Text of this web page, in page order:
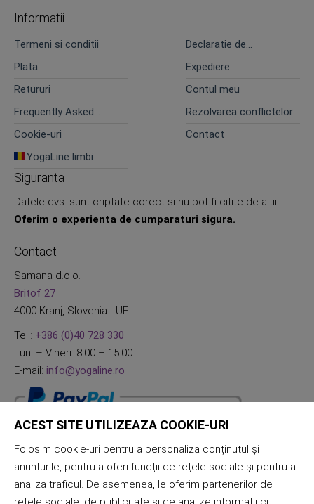
Informatii
Termeni si conditii
Declaratie de
Plata
Expediere
Retururi
Contul meu
Frequently Asked
Rezolvarea conflictelor
Cookie-uri
Contact
YogaLine limbi
Siguranta
Datele dvs. sunt criptate corect si nu pot fi citite de altii.
Oferim o experienta de cumparaturi sigura.
Contact
Samana d.o.o.
Britof 27
4000 Kranj, Slovenia - UE
Tel.: +386 (0)40 728 330
Lun. – Vineri. 8:00 – 15:00
E-mail: info@yogaline.ro
ACEST SITE UTILIZEAZA COOKIE-URI
Folosim cookie-uri pentru a personaliza conținutul și
anunțurile, pentru a oferi funcții de rețele sociale și pentru a
analiza traficul. De asemenea, le oferim partenerilor de